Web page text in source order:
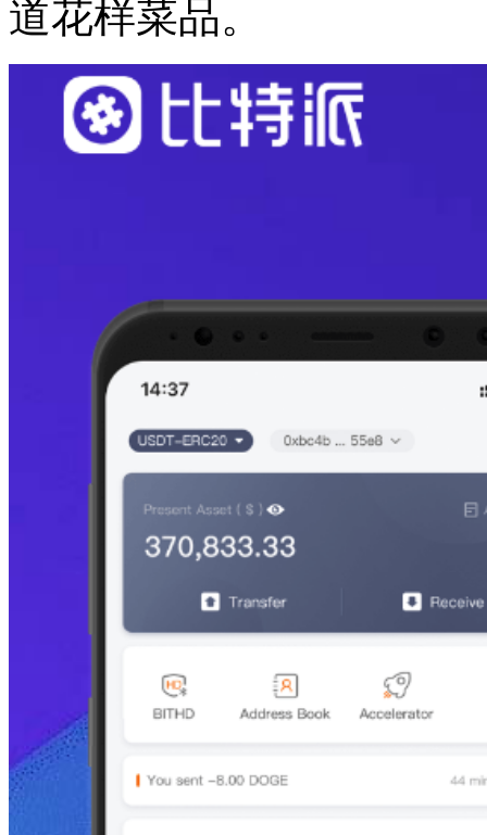
道花样菜品。